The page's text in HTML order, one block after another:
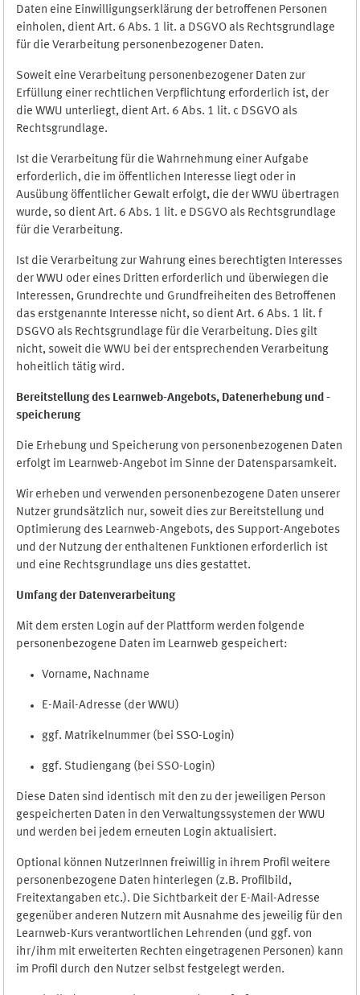
Daten eine Einwilligungserklärung der betroffenen Personen
einholen, dient Art. 6 Abs. 1 lit. a DSGVO als Rechtsgrundlage
für die Verarbeitung personenbezogener Daten.
Soweit eine Verarbeitung personenbezogener Daten zur
Erfüllung einer rechtlichen Verpflichtung erforderlich ist, der
die WWU unterliegt, dient Art. 6 Abs. 1 lit. c DSGVO als
Rechtsgrundlage.
Ist die Verarbeitung für die Wahrnehmung einer Aufgabe
erforderlich, die im öffentlichen Interesse liegt oder in
Ausübung öffentlicher Gewalt erfolgt, die der WWU übertragen
wurde, so dient Art. 6 Abs. 1 lit. e DSGVO als Rechtsgrundlage
für die Verarbeitung.
Ist die Verarbeitung zur Wahrung eines berechtigten Interesses
der WWU oder eines Dritten erforderlich und überwiegen die
Interessen, Grundrechte und Grundfreiheiten des Betroffenen
das erstgenannte Interesse nicht, so dient Art. 6 Abs. 1 lit. f
DSGVO als Rechtsgrundlage für die Verarbeitung. Dies gilt
nicht, soweit die WWU bei der entsprechenden Verarbeitung
hoheitlich tätig wird.
Bereitstellung des Learnweb-Angebots, Datenerhebung und -
speicherung
Die Erhebung und Speicherung von personenbezogenen Daten
erfolgt im Learnweb-Angebot im Sinne der Datensparsamkeit.
Wir erheben und verwenden personenbezogene Daten unserer
Nutzer grundsätzlich nur, soweit dies zur Bereitstellung und
Optimierung des Learnweb-Angebots, des Support-Angebotes
und der Nutzung der enthaltenen Funktionen erforderlich ist
und eine Rechtsgrundlage uns dies gestattet.
Umfang der Datenverarbeitung
Mit dem ersten Login auf der Plattform werden folgende
personenbezogene Daten im Learnweb gespeichert:
Vorname, Nachname
E-Mail-Adresse (der WWU)
ggf. Matrikelnummer (bei SSO-Login)
ggf. Studiengang (bei SSO-Login)
Diese Daten sind identisch mit den zu der jeweiligen Person
gespeicherten Daten in den Verwaltungssystemen der WWU
und werden bei jedem erneuten Login aktualisiert.
Optional können NutzerInnen freiwillig in ihrem Profil weitere
personenbezogene Daten hinterlegen (z.B. Profilbild,
Freitextangaben etc.). Die Sichtbarkeit der E-Mail-Adresse
gegenüber anderen Nutzern mit Ausnahme des jeweilig für den
Learnweb-Kurs verantwortlichen Lehrenden (und ggf. von
ihr/ihm mit erweiterten Rechten eingetragenen Personen) kann
im Profil durch den Nutzer selbst festgelegt werden.